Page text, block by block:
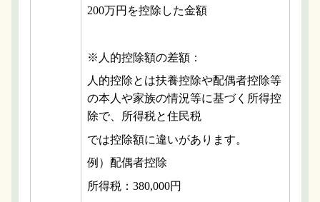
200万円を控除した金額
※人的控除額の差額：
人的控除とは扶養控除や配偶者控除等
の本人や家族の情況等に基づく所得控
除で、所得税と住民税
では控除額に違いがあります。
例）配偶者控除
所得税：380,000円